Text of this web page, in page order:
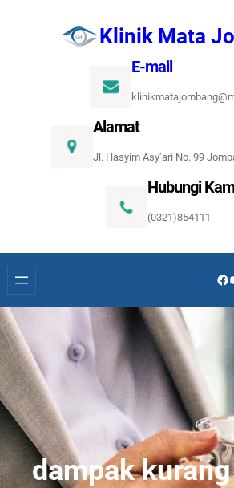
Klinik Mata
E-mail
Alamat
Jl. Hasyim Asy’ari No. 99
Hubungi
(0321)854111
dampak